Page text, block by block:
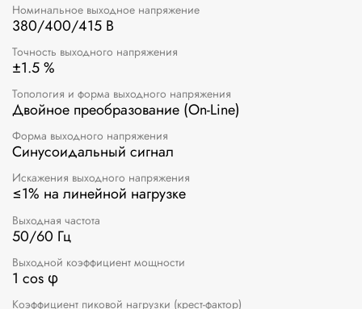
Номинальное выходное напряжение
380/400/415 В
Точность выходного напряжения
±1.5 %
Топология и форма выходного напряжения
Двойное преобразование (On-Line)
Форма выходного напряжения
Синусоидальный сигнал
Искажения выходного напряжения
≤1% на линейной нагрузке
Выходная частота
50/60 Гц
Выходной коэффициент мощности
1 cos φ
Коэффициент пиковой нагрузки (крест-фактор)